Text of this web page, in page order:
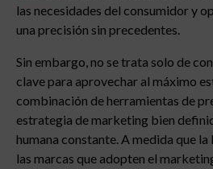
las necesidades del consumidor y
una precisión sin precedentes.
Sin embargo, no se trata solo de
clave para aprovechar al máximo
combinación de herramientas de
estrategia de marketing bien
humana constante. A medida que
las marcas que adopten el